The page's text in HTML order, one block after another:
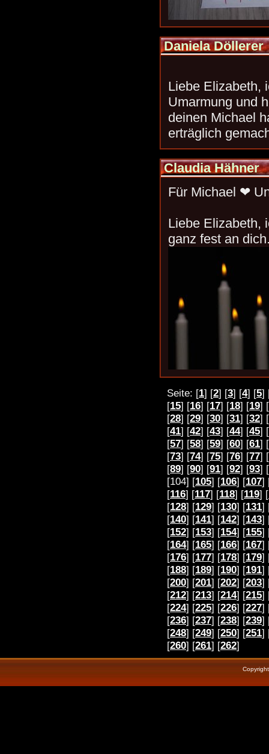
Daniela Döllerer
Liebe Elizabeth,
Umarmung und
deinen Michael
erträglich
Claudia Hähner
Für Michael ❤
Liebe Elizabeth,
ganz fest an
Seite: [1] [2] [3] [4] [5]
[15] [16] [17] [18] [19] [
[28] [29] [30] [31] [32] [
[41] [42] [43] [44] [45] [
[57] [58] [59] [60] [61] [
[73] [74] [75] [76] [77] [
[89] [90] [91] [92] [93] [
[104] [105] [106] [107]
[116] [117] [118] [119] [
[128] [129] [130] [131]
[140] [141] [142] [143]
[152] [153] [154] [155]
[164] [165] [166] [167]
[176] [177] [178] [179]
[188] [189] [190] [191]
[200] [201] [202] [203]
[212] [213] [214] [215]
[224] [225] [226] [227]
[236] [237] [238] [239]
[248] [249] [250] [251]
[260] [261] [262]